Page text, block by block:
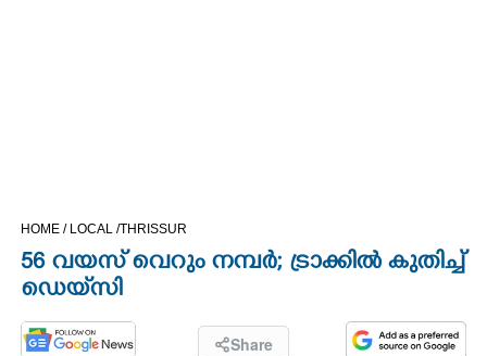
HOME / LOCAL /THRISSUR
56 വയസ് വെറും നമ്പർ; ട്രാക്കിൽ കുതിച്ച്
ഡെയ്‌സി
Share